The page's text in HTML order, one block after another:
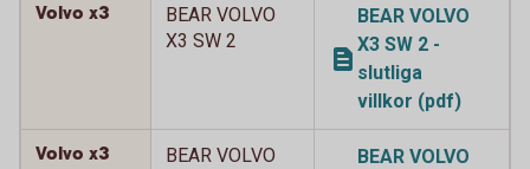
Volvo x3
BEAR VOLVO
X3 SW 2
BEAR VOLVO
X3 SW 2 -
slutliga
villkor (pdf)
Volvo x3
BEAR VOLVO
BEAR VOLVO